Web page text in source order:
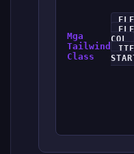
Mga
Tailwind
Class
COL